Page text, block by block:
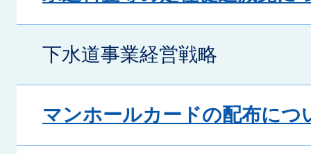
下水道事業経営戦略
マンホールカードの配布につ